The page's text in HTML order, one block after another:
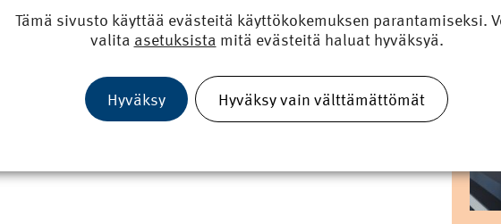
Tämä sivusto käyttää evästeitä käyttökokemuksen parantamiseksi.
valita asetuksista mitä evästeitä haluat hyväksyä.
Hyväksy Hyväksy vain välttämättömät